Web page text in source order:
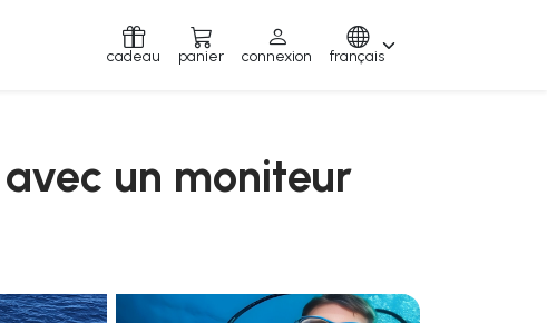
cadeau panier connexion français
un moniteur